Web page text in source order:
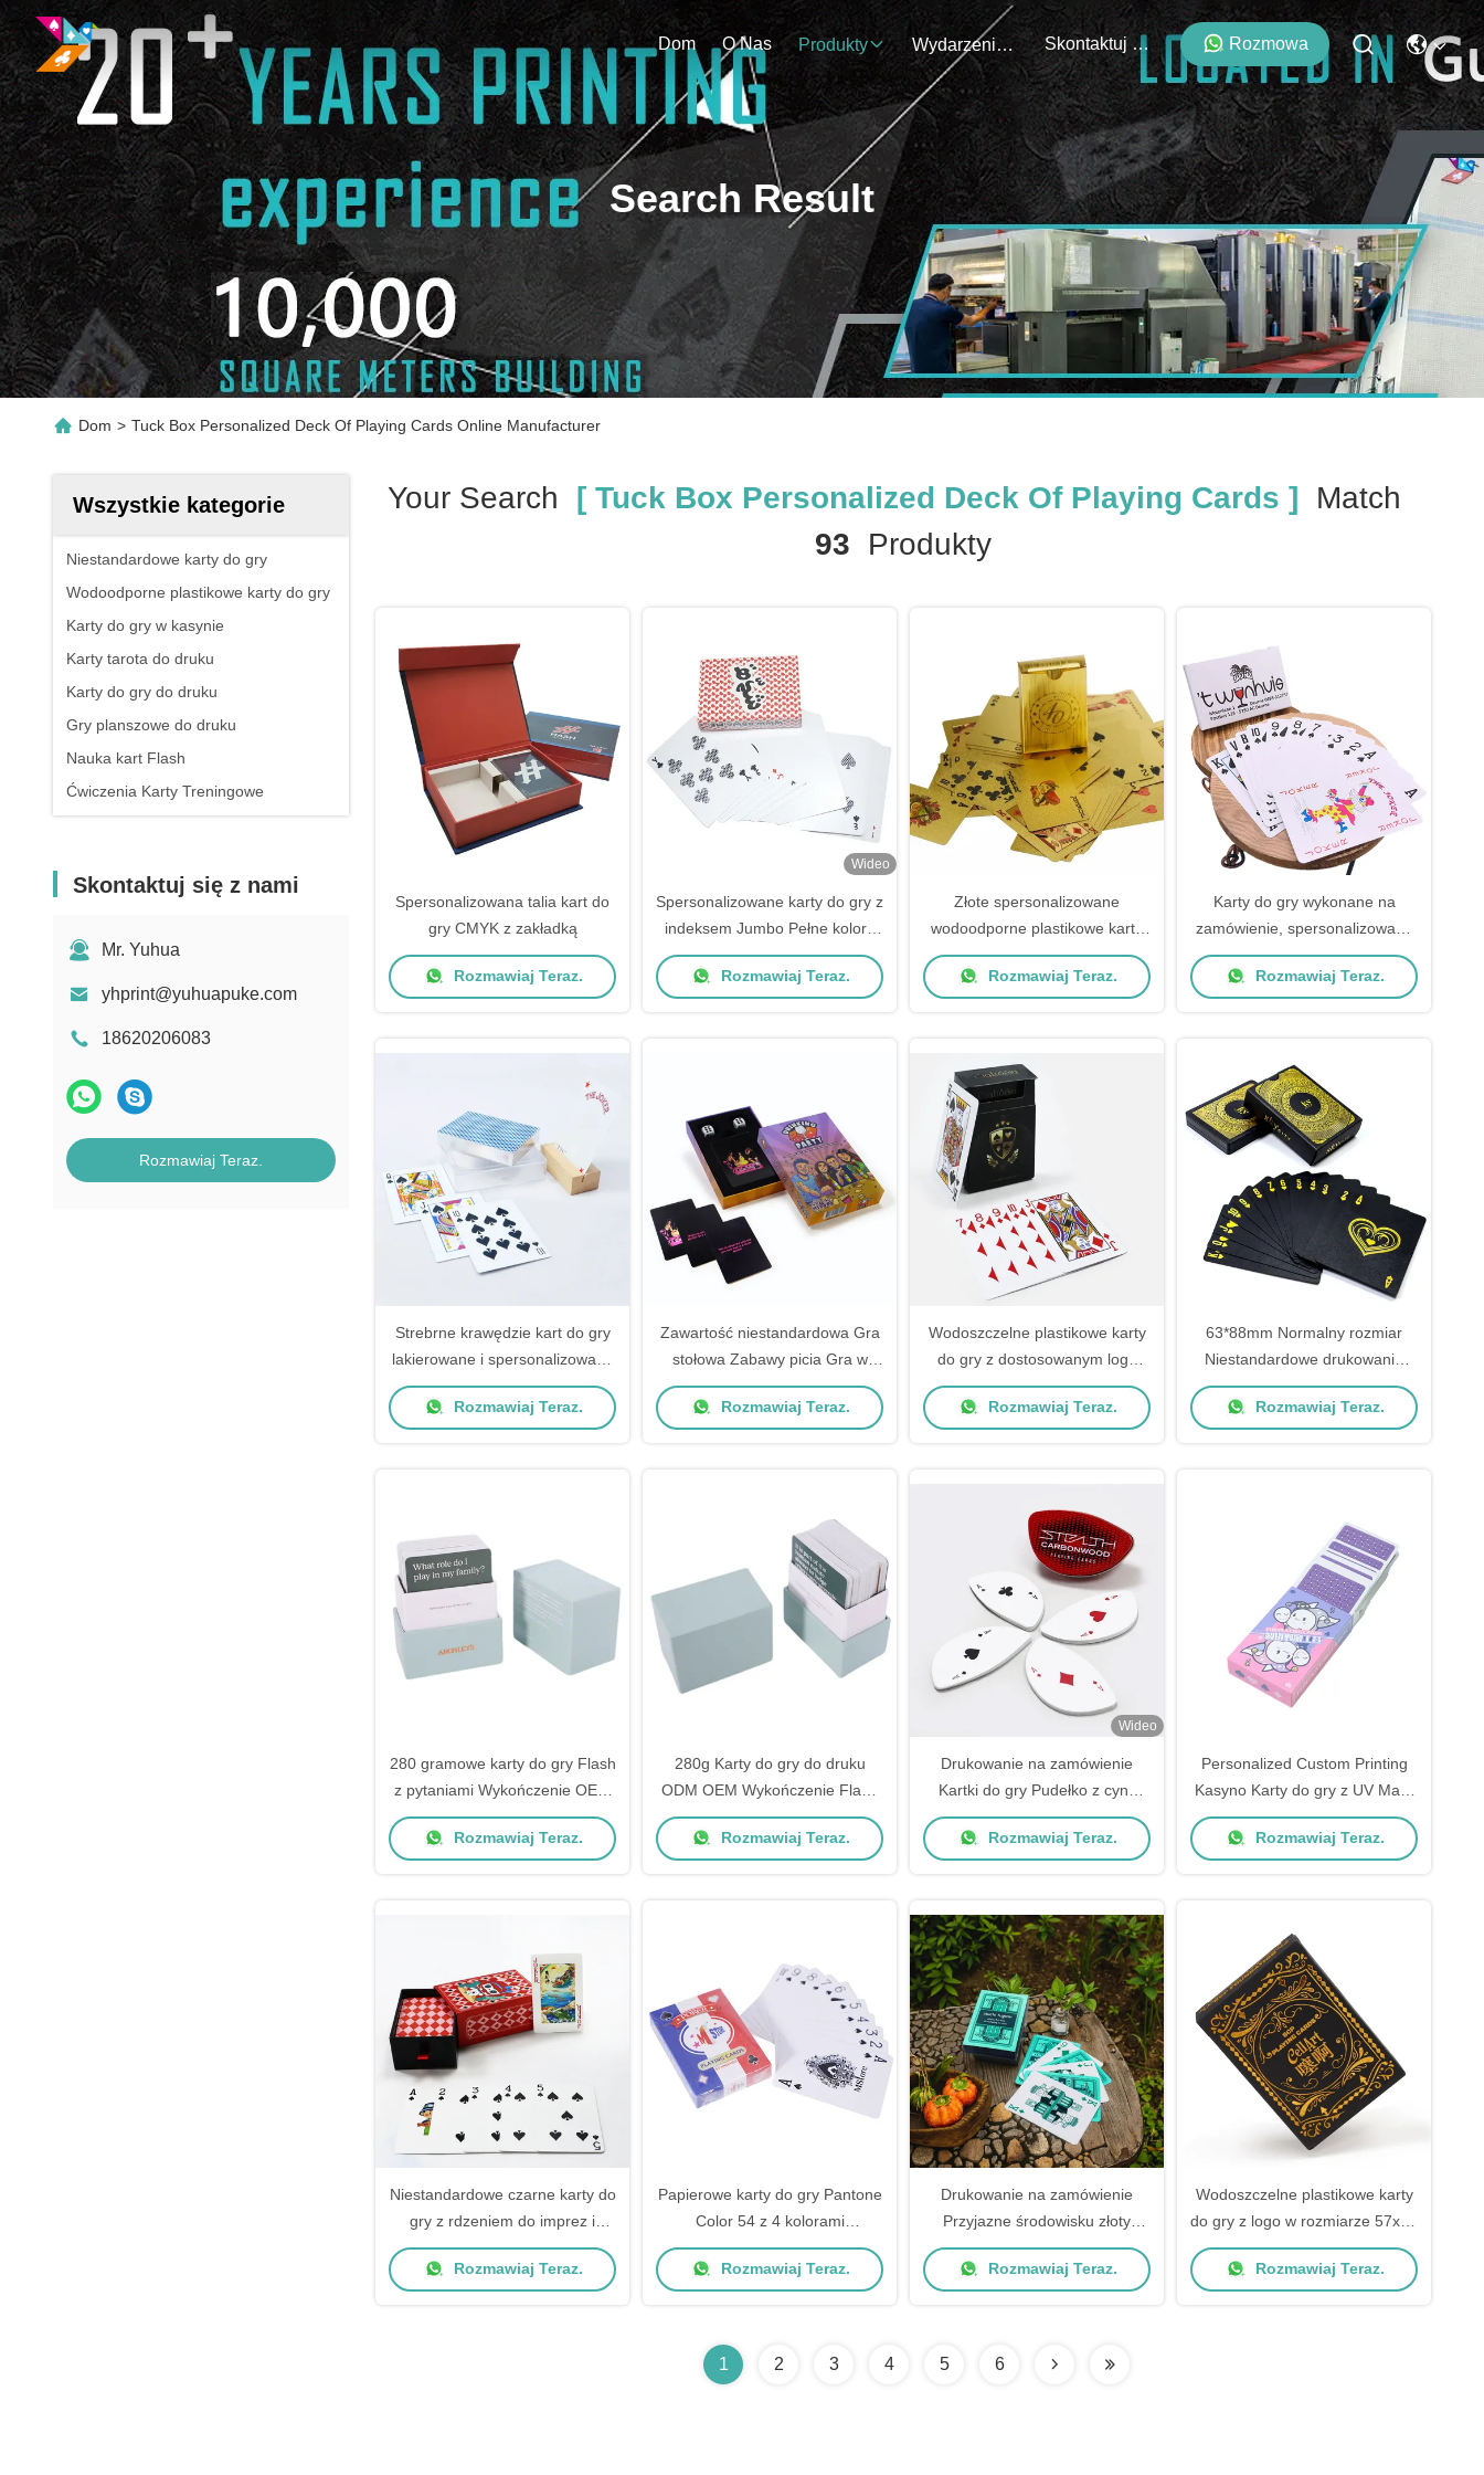
Dom O Nas Produkty Wydarzenia Skontaktuj Się Z Nami Rozmowa
Search Result
Dom > Tuck Box Personalized Deck Of Playing Cards Online Manufacturer
Wszystkie kategorie
Niestandardowe karty do gry
Wodoodporne plastikowe karty do gry
Karty do gry w kasynie
Karty tarota do druku
Karty do gry do druku
Gry planszowe do druku
Nauka kart Flash
Ćwiczenia Karty Treningowe
Skontaktuj się z nami
Mr. Yuhua
yhprint@yuhuapuke.com
18620206083
Rozmawiaj Teraz.
Your Search [ Tuck Box Personalized Deck Of Playing Cards ] Match
93 Produkty
Spersonalizowana talia kart do
gry CMYK z zakładką
Rozmawiaj Teraz.
Wideo
Spersonalizowane karty do gry z
indeksem Jumbo Pełne kolory
PSD Design
Rozmawiaj Teraz.
Złote spersonalizowane
wodoodporne plastikowe karty
do gry 63*88mm
Rozmawiaj Teraz.
Karty do gry wykonane na
zamówienie, spersonalizowany
rozmiar mostka na wakacje
Rozmawiaj Teraz.
Strebrne krawędzie kart do gry
lakierowane i spersonalizowane
z twardymi plastikowymi
obudowami
Rozmawiaj Teraz.
Zawartość niestandardowa Gra
stołowa Zabawy picia Gra w
karty Dla dorosłych
Niestandardowe wykończenie
Rozmawiaj Teraz.
Wodoszczelne plastikowe karty
do gry z dostosowanym logo
Trwały arabski PVC 63 * 88mm
Wodoszczelne
Rozmawiaj Teraz.
63*88mm Normalny rozmiar
Niestandardowe drukowanie
Wodoodporne karty do pokera
Czarne złoto Srebrna folia
Rozmawiaj Teraz.
280 gramowe karty do gry Flash
z pytaniami Wykończenie OEM
z pudełkiem na pokład
Rozmawiaj Teraz.
280g Karty do gry do druku
ODM OEM Wykończenie Flash
Paper Karty do gry z pudełkiem
na pokład
Rozmawiaj Teraz.
Wideo
Drukowanie na zamówienie
Kartki do gry Pudełko z cyny
Opakowanie specjalnie
ukształtowane liście Kartki
Rozmawiaj Teraz.
Personalized Custom Printing
Kasyno Karty do gry z UV Mark
Custom Super Naipes Poker
Artystyka I Design
Rozmawiaj Teraz.
Niestandardowe czarne karty do
gry z rdzeniem do imprez i
prezentów
Rozmawiaj Teraz.
Papierowe karty do gry Pantone
Color 54 z 4 kolorami
Niestandardowe logo
Rozmawiaj Teraz.
Drukowanie na zamówienie
Przyjazne środowisku złoty
krawędź Kartki do gry
Personalizowane pokerowe talii
Rozmawiaj Teraz.
Wodoszczelne plastikowe karty
do gry z logo w rozmiarze 57x87
mm do wesel i gier
Rozmawiaj Teraz.
1 2 3 4 5 6